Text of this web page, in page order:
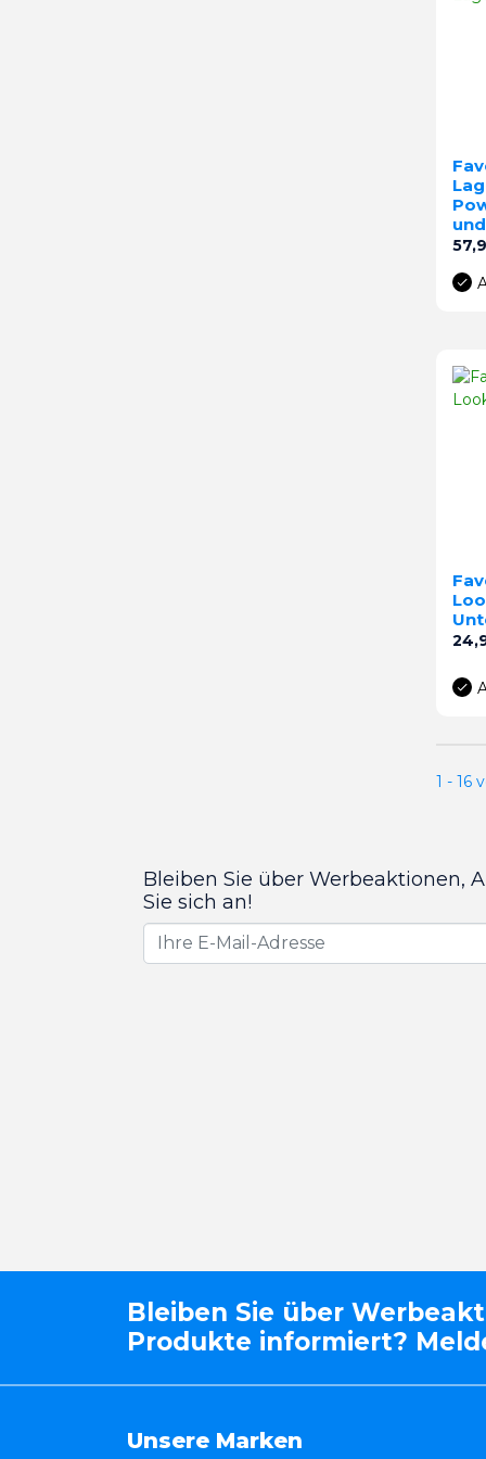
1 - 16
Bleiben Sie über Werbeaktionen,
Sie sich an!
Bleiben Sie über
Produkte informiert?
Unsere Marken